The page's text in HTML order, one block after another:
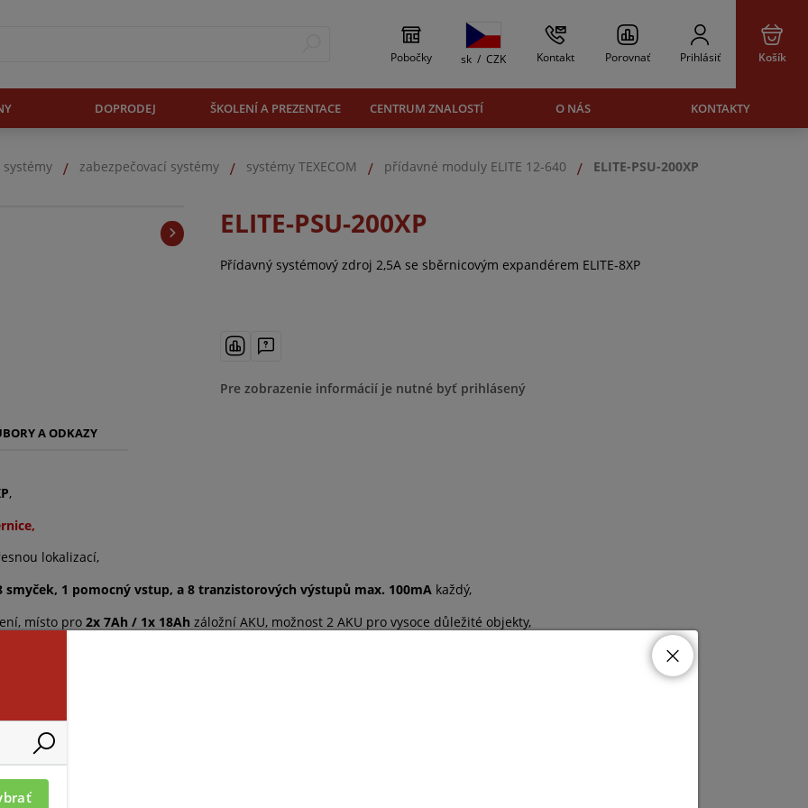
Pobočky sk / CZK Kontakt Porovnať Prihlásiť Košík
DOPRODEJ ŠKOLENÍ A PREZENTACE CENTRUM ZNALOSTÍ O NÁS KONTAKTY
systémy zabezpečovací systémy systémy TEXECOM přídavné moduly ELITE 12-640 ELITE-PSU-200XP
ELITE-PSU-200XP
Přídavný systémový zdroj 2,5A se sběrnicovým expandérem ELITE-8XP
Pre zobrazenie informácií je nutné byť prihlásený
A ODKAZY
,
lokalizací,
smyček, 1 pomocný vstup, a 8 tranzistorových výstupů max. 100mA každý,
místo pro 2x 7Ah / 1x 18Ah záložní AKU, možnost 2 AKU pro vysoce důležité objekty,
stejné rozměry a tvar jako pro ústřednu ELITE) výstup na reproduktor